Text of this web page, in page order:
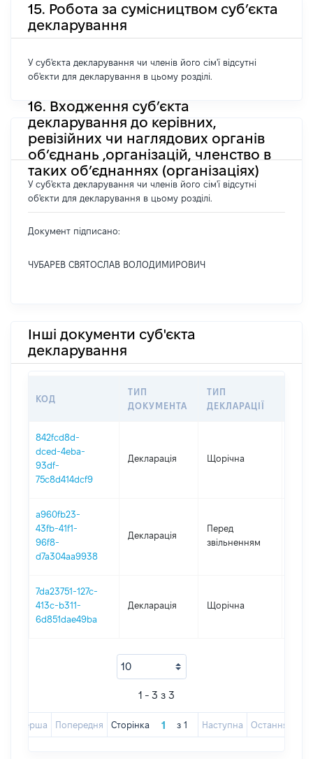
15. Робота за сумісництвом суб’єкта
декларування
У суб'єкта декларування чи членів його сім'ї відсутні
об'єкти для декларування в цьому розділі.
16. Входження суб’єкта
декларування до керівних,
ревізійних чи наглядових органів
об’єднань ,організацій, членство в
таких об’єднаннях (організаціях)
У суб'єкта декларування чи членів його сім'ї відсутні
об'єкти для декларування в цьому розділі.
Документ підписано:
ЧУБАРЕВ СВЯТОСЛАВ ВОЛОДИМИРОВИЧ
Інші документи суб'єкта
декларування
КОД
ТИП
ДОКУМЕНТА
ТИП
ДЕКЛАРАЦІЇ
842fcd8d-
dced-4eba-
93df-
75c8d414dcf9
Декларація Щорічна
a960fb23-
43fb-41f1-
96f8-
d7a304aa9938
Декларація
Перед
звільненням
7da23751-127c-
413c-b311-
6d851dae49ba
Декларація Щорічна
1 - 3 з 3
Перша Попередня Сторінка з 1 Наступна Остання